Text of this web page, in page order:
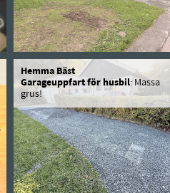
Hemma Bäst
Garageuppfart för husbil: Massa
grus!